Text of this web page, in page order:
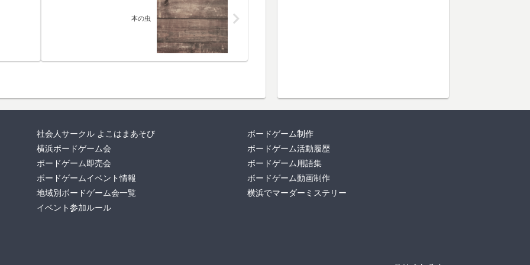
本の虫
社会人サークル よこはまあそび
横浜ボードゲーム会
ボードゲーム即売会
ボードゲームイベント情報
地域別ボードゲーム会一覧
イベント参加ルール
ボードゲーム制作
ボードゲーム活動履歴
ボードゲーム用語集
ボードゲーム動画制作
横浜でマーダーミステリー